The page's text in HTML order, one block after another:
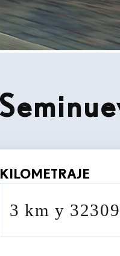
KILOMETRAJE
3 km y